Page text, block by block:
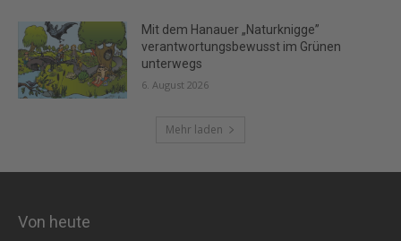
Mit dem Hanauer „Naturknigge”
verantwortungsbewusst im Grünen
unterwegs
6. August 2026
Mehr laden
Von heute